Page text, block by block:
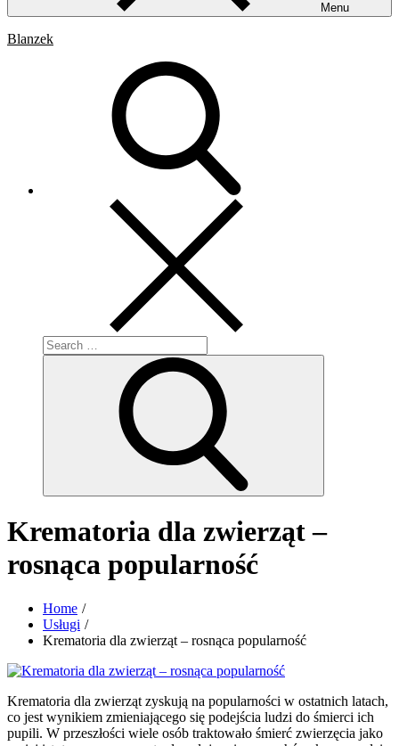
Menu
Blanzek
Search
for:
Krematoria dla zwierząt –
rosnąca popularność
Home
Usługi
Krematoria dla zwierząt – rosnąca popularność
Krematoria dla zwierząt zyskują na popularności w ostatnich latach,
co jest wynikiem zmieniającego się podejścia ludzi do śmierci ich
pupili. W przeszłości wiele osób traktowało śmierć zwierzęcia jako